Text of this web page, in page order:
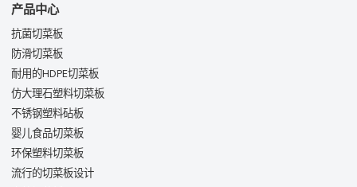
产品中心
抗菌切菜板
防滑切菜板
耐用的HDPE切菜板
仿大理石塑料切菜板
不锈钢塑料砧板
婴儿食品切菜板
环保塑料切菜板
流行的切菜板设计